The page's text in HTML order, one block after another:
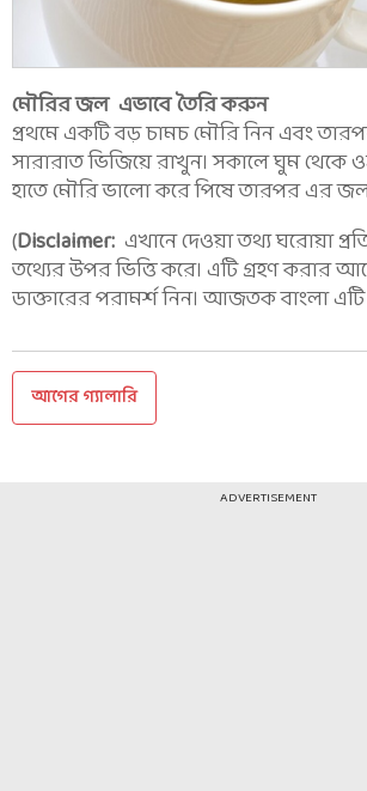
মৌরির জল এভাবে তৈরি করুন
প্রথমে একটি বড় চামচ মৌরি নিন এবং
সারারাত ভিজিয়ে রাখুন। সকালে ঘুম থেকে
হাতে মৌরি ভালো করে পিষে তারপর এর
(Disclaimer: এখানে দেওয়া তথ্য ঘরোয়া
তথ্যের উপর ভিত্তি করে। এটি গ্রহণ করার
ডাক্তারের পরামর্শ নিন। আজতক বাংলা এটি
আগের গ্যালারি
ADVERTISEMENT